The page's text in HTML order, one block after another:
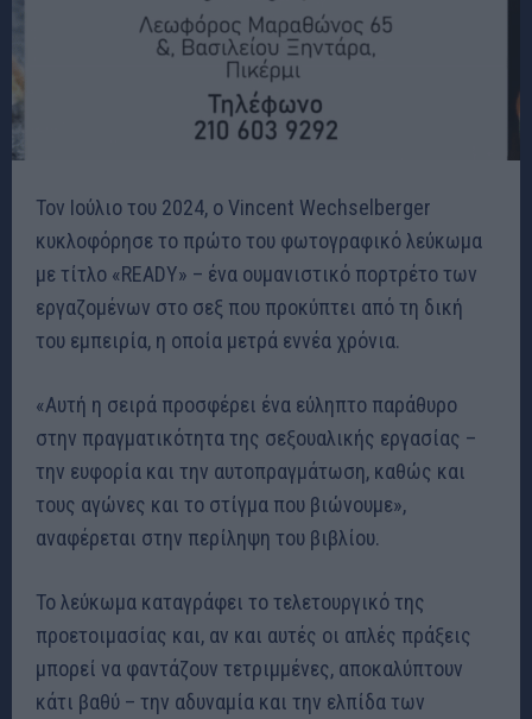
Τον Ιούλιο του 2024, ο Vincent Wechselberger
κυκλοφόρησε το πρώτο του φωτογραφικό λεύκωμα
με τίτλο «READY» – ένα ουμανιστικό πορτρέτο των
εργαζομένων στο σεξ που προκύπτει από τη δική
του εμπειρία, η οποία μετρά εννέα χρόνια.
«Αυτή η σειρά προσφέρει ένα εύληπτο παράθυρο
στην πραγματικότητα της σεξουαλικής εργασίας –
την ευφορία και την αυτοπραγμάτωση, καθώς και
τους αγώνες και το στίγμα που βιώνουμε»,
αναφέρεται στην περίληψη του βιβλίου.
Το λεύκωμα καταγράφει το τελετουργικό της
προετοιμασίας και, αν και αυτές οι απλές πράξεις
μπορεί να φαντάζουν τετριμμένες, αποκαλύπτουν
κάτι βαθύ – την αδυναμία και την ελπίδα των